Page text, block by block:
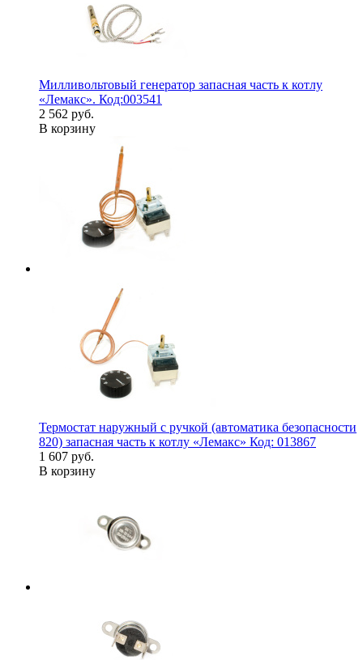
Милливольтовый генератор запасная часть к котлу
«Лемакс». Код:003541
2 562 руб.
В корзину
Термостат наружный с ручкой (автоматика безопасности
820) запасная часть к котлу «Лемакс» Код: 013867
1 607 руб.
В корзину